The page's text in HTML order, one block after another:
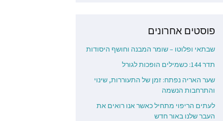
פוסטים אחרונים
שבתאי ופלוטו – שומר המבנה וחושף היסודות
תדר 144: כשמילים הופכות לגורל
שער האריה נפתח: זמן של התעוררות, שינוי
והתרחבות הנשמה
לעתים הריפוי מתחיל כאשר אנו רואים את
העבר שלנו באור חדש